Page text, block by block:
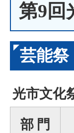
第9回
芸能祭
光市文化
部 門